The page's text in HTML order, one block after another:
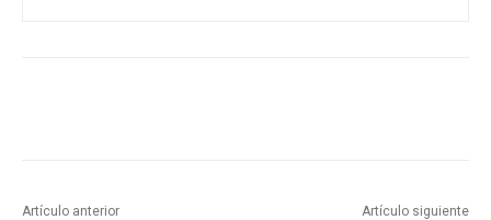
Artículo anterior Artículo siguiente